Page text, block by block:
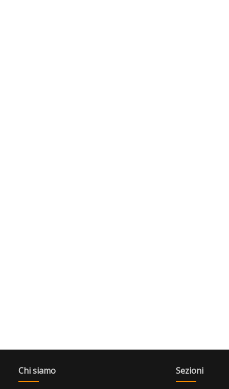
Chi siamo Sezioni